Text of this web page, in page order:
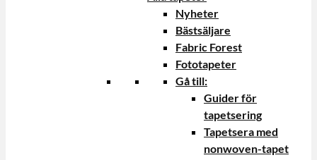
Nyheter
Bästsäljare
Fabric Forest
Fototapeter
Gå till:
Guider för
tapetsering
Tapetsera med
nonwoven-tapet